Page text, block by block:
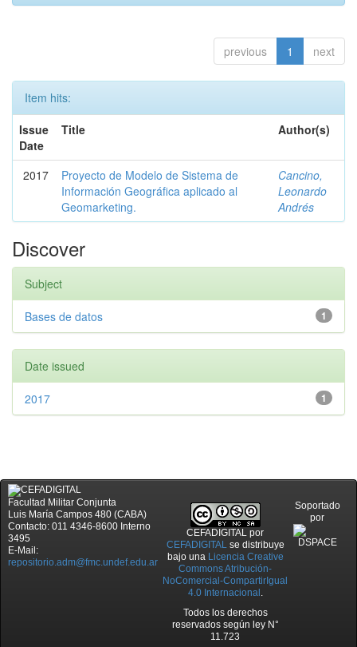
previous 1 next
Item hits:
Issue
Date
Title Author(s)
2017
Proyecto de Modelo de Sistema de
Información Geográfica aplicado al
Geomarketing.
Cancino,
Leonardo
Andrés
Discover
Subject
1
Bases de datos
Date issued
1
2017
Facultad Militar Conjunta
Luis María Campos 480 (CABA)
Contacto: 011 4346-8600 Interno
3495
E-Mail:
repositorio.adm@fmc.undef.edu.ar
CEFADIGITAL por
CEFADIGITALse distribuye
bajo una Licencia Creative
Commons Atribución-
NoComercial-CompartirIgual
4.0 Internacional .
Todos los derechos
reservados según ley N°
11.723
Soportado
por